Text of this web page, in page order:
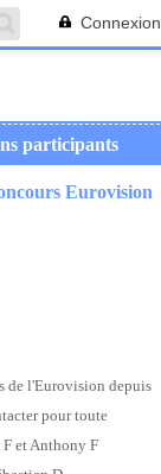
Connexion
participants
Eurovision
de l'Eurovision depuis
pour toute
et Anthony F